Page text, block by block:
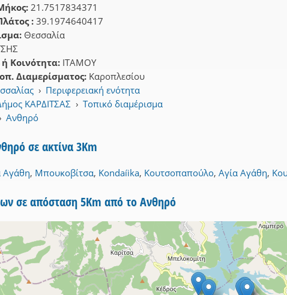
21.7517834371
: 39.1974640417
Θεσσαλία
Κοινότητα: ΙΤΑΜΟΥ
Διαμερίσματος: Καροπλεσίου
› Περιφερειακή ενότητα
ΚΑΡΔΙΤΣΑΣ › Τοπικό διαμέρισμα
Ανθηρό
σε ακτίνα 3Km
Αγάθη, Μπουκοβίτσα, Kondaíika, Κουτσοπαπούλο, Αγία Αγάθη,
σε απόσταση 5Km από το Ανθηρό